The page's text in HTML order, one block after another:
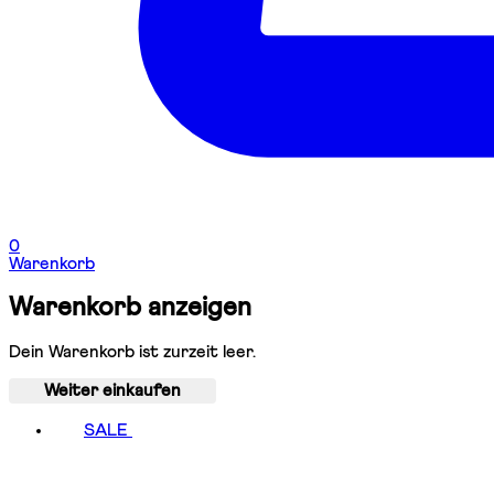
0
Warenkorb
Warenkorb anzeigen
Dein Warenkorb ist zurzeit leer.
Weiter einkaufen
SALE